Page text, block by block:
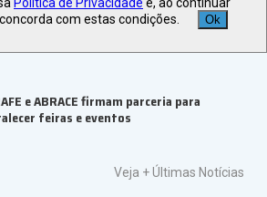
2026 abre inscrições com keynote
e ABRACE firmam parceria para
feiras e eventos
Veja +Últimas Notícias
com estas condições.
Ok